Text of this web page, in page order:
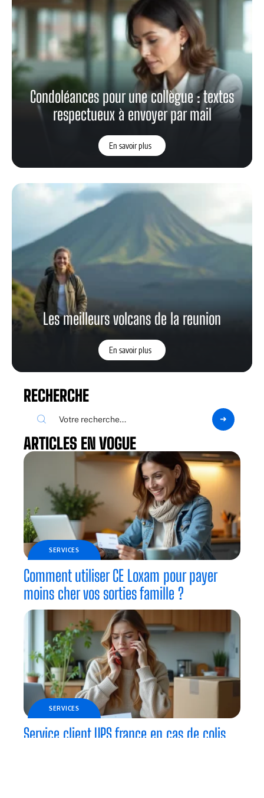
Condoléances pour une collègue : textes
respectueux à envoyer par mail
En savoir plus
Les meilleurs volcans de la reunion
En savoir plus
RECHERCHE
ARTICLES EN VOGUE
SERVICES
Comment utiliser CE Loxam pour payer
moins cher vos sorties famille ?
SERVICES
Service client UPS france en cas de colis